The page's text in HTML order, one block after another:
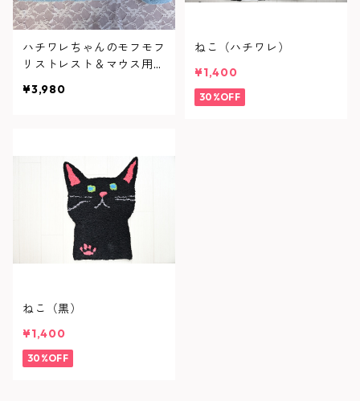
ハチワレちゃんのモフモフ
リストレスト＆マウス用付
¥3,980
ねこ（ハチワレ）
¥1,400
30%OFF
ねこ（黒）
¥1,400
30%OFF